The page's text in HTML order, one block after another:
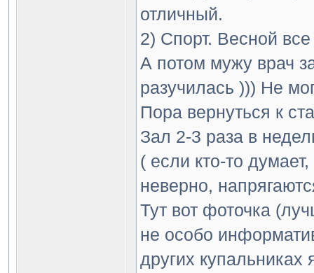
отличный.
2) Спорт. Весной
А потом мужу врач
разучилась ))) Не
Пора вернуться к
Зал 2-3 раза в
( если кто-то
неверно,
Тут вот фоточка
не особо
других